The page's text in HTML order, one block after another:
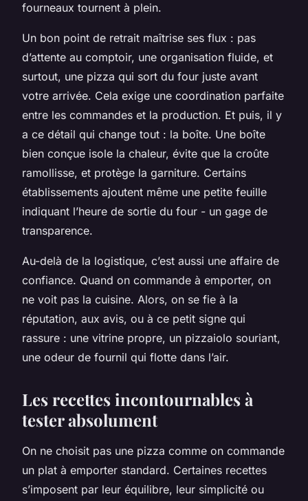
fourneaux tournent à plein.
Un bon point de retrait maîtrise ses flux : pas
d’attente au comptoir, une organisation fluide, et
surtout, une pizza qui sort du four juste avant
votre arrivée. Cela exige une coordination parfaite
entre les commandes et la production. Et puis, il y
a ce détail qui change tout : la boîte. Une boîte
bien conçue isole la chaleur, évite que la croûte
ramollisse, et protège la garniture. Certains
établissements ajoutent même une petite feuille
indiquant l’heure de sortie du four - un gage de
transparence.
Au-delà de la logistique, c’est aussi une affaire de
confiance. Quand on commande à emporter, on
ne voit pas la cuisine. Alors, on se fie à la
réputation, aux avis, ou à ce petit signe qui
rassure : une vitrine propre, un pizzaiolo souriant,
une odeur de fournil qui flotte dans l’air.
Les recettes incontournables à
tester absolument
On ne choisit pas une pizza comme on commande
un plat à emporter standard. Certaines recettes
s’imposent par leur équilibre, leur simplicité ou